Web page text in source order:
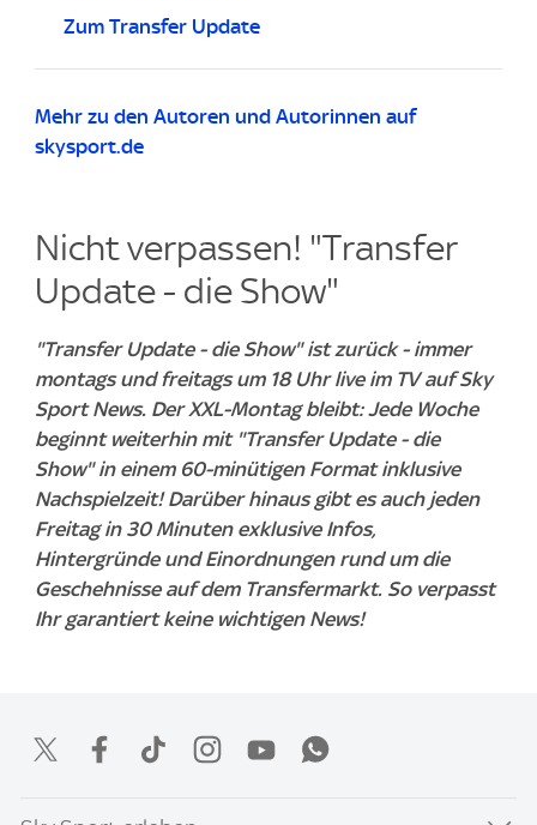
Zum Transfer Update
Mehr zu den Autoren und Autorinnen auf
skysport.de
Nicht verpassen! "Transfer
Update - die Show"
"Transfer Update - die Show" ist zurück - immer
montags und freitags um 18 Uhr live im TV auf Sky
Sport News. Der XXL-Montag bleibt: Jede Woche
beginnt weiterhin mit "Transfer Update - die
Show" in einem 60-minütigen Format inklusive
Nachspielzeit! Darüber hinaus gibt es auch jeden
Freitag in 30 Minuten exklusive Infos,
Hintergründe und Einordnungen rund um die
Geschehnisse auf dem Transfermarkt. So verpasst
Ihr garantiert keine wichtigen News!